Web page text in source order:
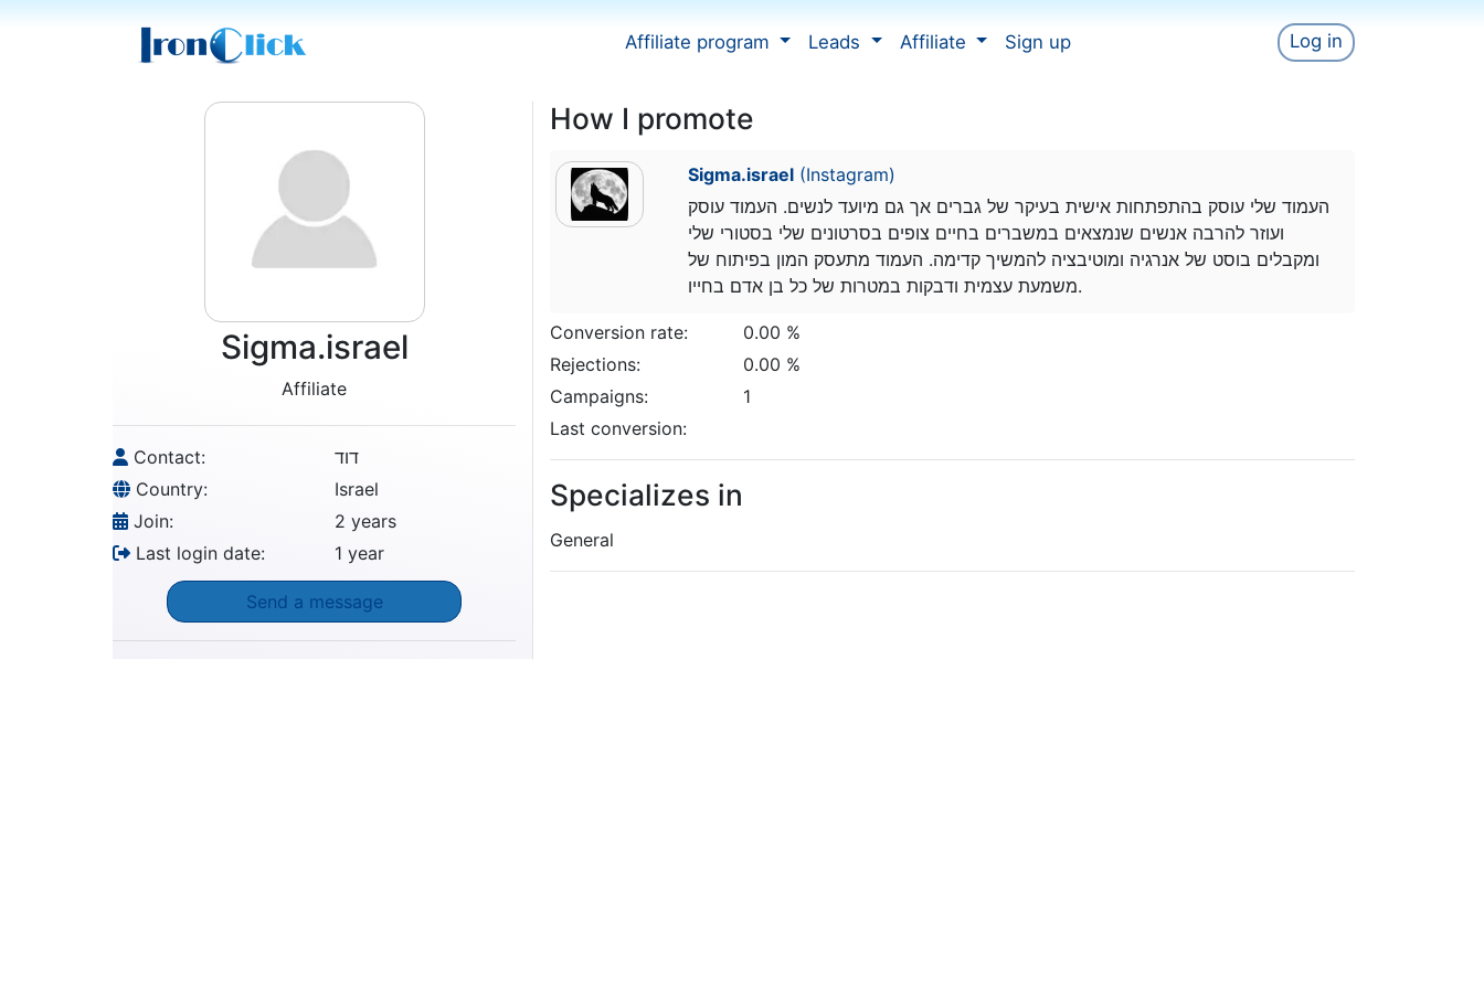
Affiliate program Leads Affiliate Sign up Log in
Sigma.israel
Affiliate
Contact:
דוד
Country:
Israel
Join:
2 years
Last login date:
1 year
Send a message
How I promote
Sigma.israel(Instagram)
העמוד שלי עוסק בהתפתחות אישית בעיקר של גברים אך גם מיועד לנשים. העמוד עוסק
ועוזר להרבה אנשים שנמצאים במשברים בחיים צופים בסרטונים שלי בסטורי שלי
ומקבלים בוסט של אנרגיה ומוטיבציה להמשיך קדימה. העמוד מתעסק המון בפיתוח של
משמעת עצמית ודבקות במטרות של כל בן אדם בחייו.
Conversion rate:
0.00 %
Rejections:
0.00 %
Campaigns:
1
Last conversion:
Specializes in
General